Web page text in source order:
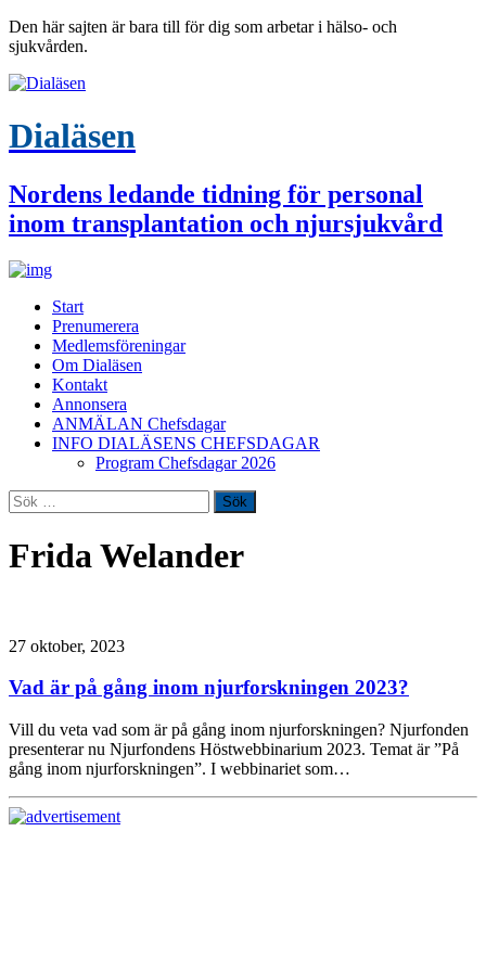
Den här sajten är bara till för dig som arbetar i hälso- och
sjukvården.
Dialäsen
Nordens ledande tidning för personal
inom transplantation och njursjukvård
Start
Prenumerera
Medlemsföreningar
Om Dialäsen
Kontakt
Annonsera
ANMÄLAN Chefsdagar
INFO DIALÄSENS CHEFSDAGAR
Program Chefsdagar 2026
Sök
efter:
Frida Welander
27 oktober, 2023
Vad är på gång inom njurforskningen 2023?
Vill du veta vad som är på gång inom njurforskningen? Njurfonden
presenterar nu Njurfondens Höstwebbinarium 2023. Temat är ”På
gång inom njurforskningen”. I webbinariet som…